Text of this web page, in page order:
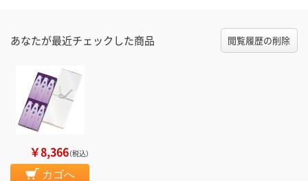
あなたが最近チェックした商品 閲覧履歴の削除
￥8,366（税込）
カゴへ